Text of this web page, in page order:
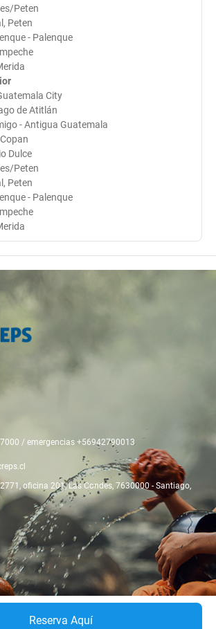
Reserva Aquí
Peten
Peten
- Palenque
City
de Atitlán
- Antigua Guatemala
Dulce
Peten
Peten
- Palenque
/ emergencias +56942790013
oficina 201, Las Condes , 7630000 - Santiago,